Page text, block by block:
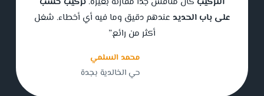
على باب الحديد عندهم دقيق وما فيه أي أخطاء. شغل
أكثر من رائع.”
محمد السلمي
حي الخالدية بجدة